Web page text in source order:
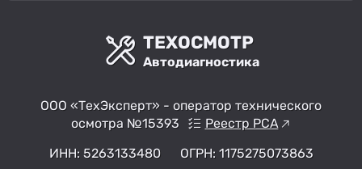
ТЕХОСМОТР
Автодиагностика
ООО «ТехЭксперт» - оператор технического
осмотра №15393
Реестр РСА
ИНН: 5263133480
ОГРН: 1175275073863